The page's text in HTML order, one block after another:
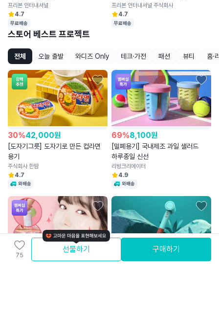
쫄쫄이오징어4~5미
프리본 인터내셔널
4.7
무료배송
프리본 인터내셔널 주식회사
4.7
무료배송
스토어 베스트 프로젝트
전체 오늘 출발 와디즈 Only 테크·가전 패션 뷰티 홈·
30%42,000원
[도자기그릇] 도자기로 만든 컵라면
용기
주식회사 한땀
4.7
와배송
69%8,100원
[밀폐용기] 국내제조 과일 샐러드
하루종일 신선
리빙크리에이터
4.9
와배송
46,100원 48,900원
75
선물하기 구매하기